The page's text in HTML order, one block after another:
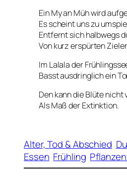
Ein My an Müh wird
Es scheint uns zu
Entfernt sich halbwegs
Von kurz erspürten
Im Lalala der
Basst ausdringlich ein
Den kann die Blüte nicht
Als Maß der Extinktion.
Alter, Tod & Abschied
Essen Frühling